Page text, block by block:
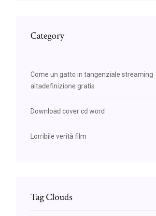
Category
Come un gatto in tangenziale streaming
altadefinizione gratis
Download cover cd word
Lorribile verità film
Tag Clouds